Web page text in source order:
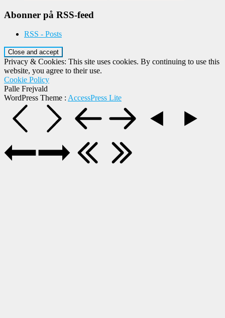
Abonner på RSS-feed
RSS - Posts
Privacy & Cookies: This site uses cookies. By continuing to use this
website, you agree to their use.
Cookie Policy
Palle Frejvald
WordPress Theme : AccessPress Lite